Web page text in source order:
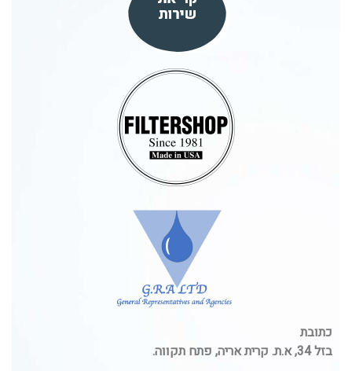
כתובת
בזל 34, א.ת. קרית אריה, פתח תקווה.